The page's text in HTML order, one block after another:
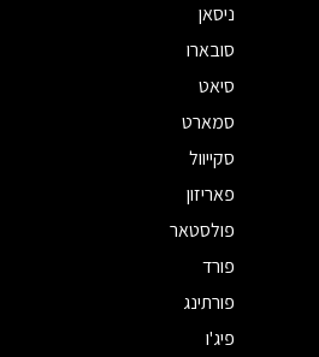
ניסאן
סובארו
סיאט
סמארט
סקייוול
פאריזון
פולסטאר
פורד
פורתינג
פיג'ו